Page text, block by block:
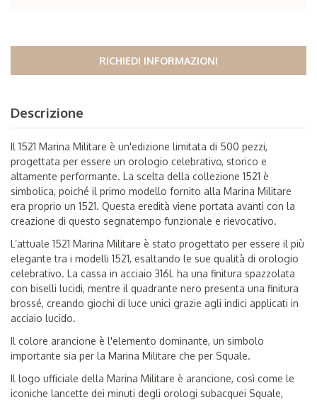
RICHIEDI INFORMAZIONI
Descrizione
Il 1521 Marina Militare è un'edizione limitata di 500 pezzi,
progettata per essere un orologio celebrativo, storico e
altamente performante. La scelta della collezione 1521 è
simbolica, poiché il primo modello fornito alla Marina Militare
era proprio un 1521. Questa eredità viene portata avanti con la
creazione di questo segnatempo funzionale e rievocativo.
L’attuale 1521 Marina Militare è stato progettato per essere il più
elegante tra i modelli 1521, esaltando le sue qualità di orologio
celebrativo. La cassa in acciaio 316L ha una finitura spazzolata
con biselli lucidi, mentre il quadrante nero presenta una finitura
brossé, creando giochi di luce unici grazie agli indici applicati in
acciaio lucido.
Il colore arancione è l'elemento dominante, un simbolo
importante sia per la Marina Militare che per Squale.
Il logo ufficiale della Marina Militare è arancione, così come le
iconiche lancette dei minuti degli orologi subacquei Squale,